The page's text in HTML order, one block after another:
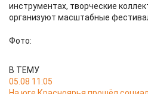
инструментах, творческие
организуют масштабные
Фото:
В ТЕМУ
05.08 11:05